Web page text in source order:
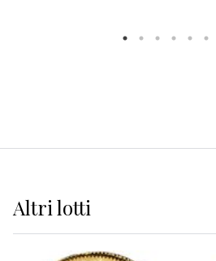
Altrilotti